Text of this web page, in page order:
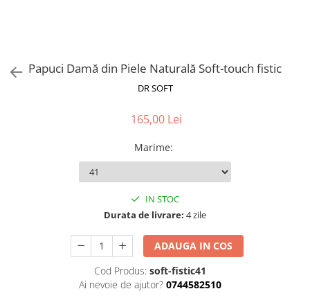
Papuci Damă din Piele Naturală Soft-touch fistic
DR SOFT
165,00 Lei
Marime:
IN STOC
Durata de livrare: 4 zile
ADAUGA IN COS
Cod Produs: soft-fistic41
Ai nevoie de ajutor? 0744582510